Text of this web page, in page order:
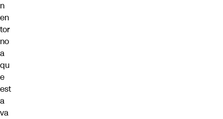
n
en
tor
no
a
qu
e
est
a
va